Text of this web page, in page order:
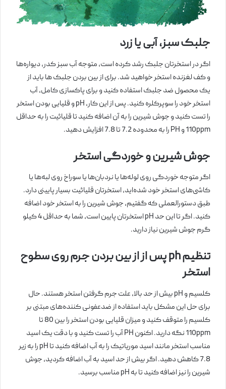
جلبک سبز، آبی یا زرد
اگر در استخرتان جلبک رشد کرده است، متوجه آب سبز کدر، دیواره‌ها
و کف لغزنده استخر خواهید شد. برای از بین بردن جلبک ها باید از
یک محصول ضد جلبک استفاده کنید و برای پاکسازی کامل، آب
استخر خود را سوپرکلره کنید. پس از این کار، pH و قلیایی بودن استخر
را تست کنید و جوش شیرین را به آن اضافه کنید تا قلیائیت را به حداقل
110ppm و PH را به محدوده 7.2 تا 7.8 افزایش دهید.
جوش شیرین و خوردگی استخر
اگر متوجه خوردگی روی لوله‌ها یا نردبان‌ها یا سوراخ روی لبه‌ها یا
کاشی‌های استخر خود شده‌اید، استخرتان قلیائیت بسیار پایینی دارد.
طبق دستورالعملی که گفتیم، جوش شیرین را به استخر خود اضافه
کنید. اگر تا این حد pH استخرتان پایین است، شما به حداقل 4 کیلو
گرم جوش شیرین نیاز دارید.
تنظیم ph پس از از بین بردن جرم روی سطوح
استخر
کلسیم و pH بیش از حد بالا، علت جرم گرفتن استخر هستند. حال
برای حل این مشکل باید استفاده از ضدعفونی کننده‌های مبتنی بر
کلسیم را متوقف کنید و میزان قلیایی بودن استخر را بین 80 تا
110ppm نگه دارید. اکنون PH آب را تست کنید و با دقت یک اسید
مناسب استخر مانند اسید موریاتیک را به آب اضافه کنید تا pH را به زیر
7.8 کاهش دهید. اگر بیش از حد اسید به آب اضافه کردید، جوش
شیرین را نیز اضافه کنید تا به pH مناسب برسید.